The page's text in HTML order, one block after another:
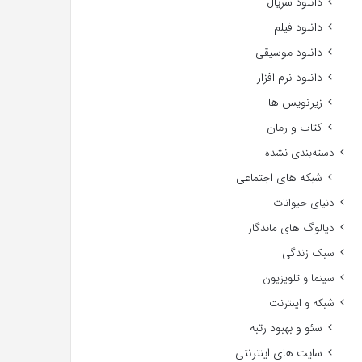
دانلود فیلم
دانلود موسیقی
دانلود نرم افزار
زیرنویس ها
کتاب و رمان
دسته‌بندی نشده
شبکه های اجتماعی
دنیای حیوانات
دیالوگ های ماندگار
سبک زندگی
سینما و تلویزیون
شبکه و اینترنت
سئو و بهبود رتبه
سایت های اینترنتی